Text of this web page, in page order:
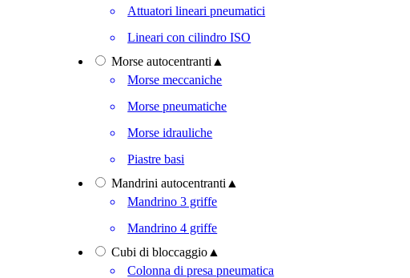
Attuatori lineari pneumatici
Lineari con cilindro ISO
Morse autocentranti ▲
Morse meccaniche
Morse pneumatiche
Morse idrauliche
Piastre basi
Mandrini autocentranti ▲
Mandrino 3 griffe
Mandrino 4 griffe
Cubi di bloccaggio ▲
Colonna di presa pneumatica